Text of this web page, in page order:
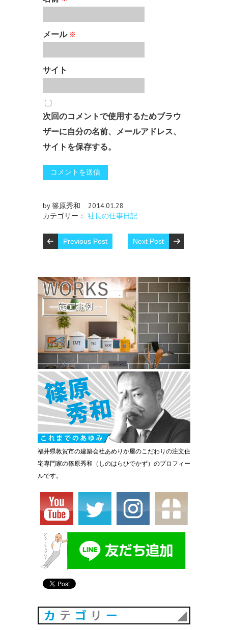
メール ※
サイト
次回のコメントで使用するためブラウ
ザーに自分の名前、メールアドレス、
サイトを保存する。
by 篠原秀和
2014.01.28
カテゴリー： 社長の仕事日記
Previous Post Next Post
福井県敦賀市の建築会社あめりか屋のこだわりの注文住
宅専門家の篠原秀和（しのはらひでかず）のプロフィー
ルです。